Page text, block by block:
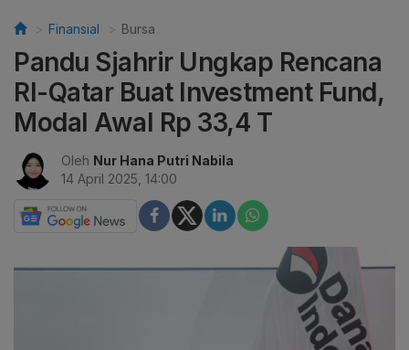
Finansial Bursa
Pandu Sjahrir Ungkap Rencana
RI-Qatar Buat Investment Fund,
Modal Awal Rp 33,4 T
Oleh Nur Hana Putri Nabila
14 April 2025, 14:00